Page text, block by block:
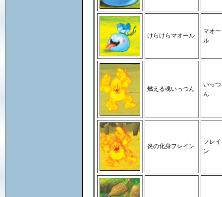
けらけらマオール
マオー
ル
燃える魂いっつん
いっつ
ん
炎の化身フレイン
フレイ
ン